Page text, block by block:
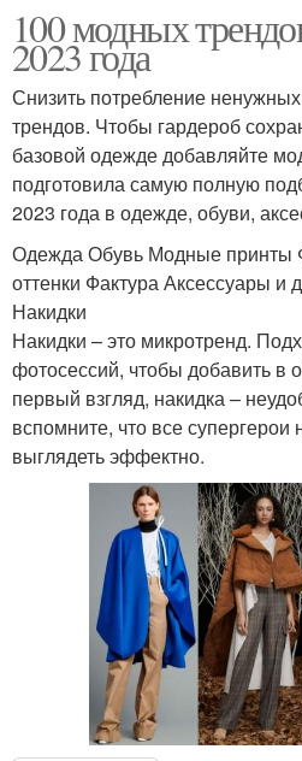
100 модных
2023 года
Снизить потребление
трендов. Чтобы гардероб
базовой одежде добавляйте
подготовила самую полную
2023 года в одежде, обуви,
Одежда Обувь Модные принты
оттенки Фактура Аксессуары и
Накидки
Накидки – это микротренд.
фотосессий, чтобы добавить в
первый взгляд, накидка –
вспомните, что все супергерои
выглядеть эффектно.